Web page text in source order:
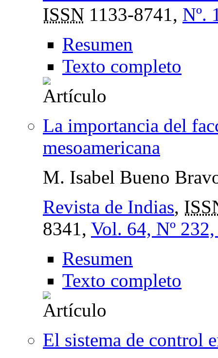
ISSN 1133-8741, Nº.
Resumen
Texto completo
La importancia del
mesoamericana
M. Isabel Bueno
Revista de Indias,
8341, Vol. 64, Nº
Resumen
Texto completo
El sistema de control